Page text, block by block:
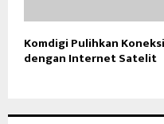
Komdigi Pulihkan
dengan Internet Satelit